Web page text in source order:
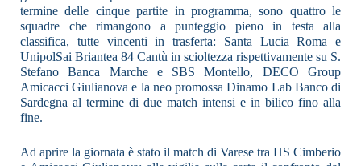
termine delle cinque partite in programma, sono quattro le
squadre che rimangono a punteggio pieno in testa alla
classifica, tutte vincenti in trasferta: Santa Lucia Roma e
UnipolSai Briantea 84 Cantù in scioltezza rispettivamente su S.
Stefano Banca Marche e SBS Montello, DECO Group
Amicacci Giulianova e la neo promossa Dinamo Lab Banco di
Sardegna al termine di due match intensi e in bilico fino alla
fine.
Ad aprire la giornata è stato il match di Varese tra HS Cimberio